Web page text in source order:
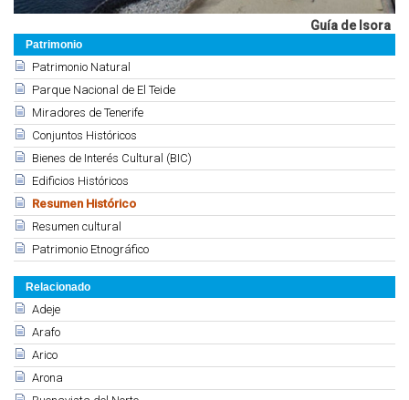
Patrimonio
Patrimonio Natural
Parque Nacional de El Teide
Miradores de Tenerife
Conjuntos Históricos
Bienes de Interés Cultural (BIC)
Edificios Históricos
Resumen Histórico
Resumen cultural
Patrimonio Etnográfico
Relacionado
Adeje
Arafo
Arico
Arona
Guía de Isora